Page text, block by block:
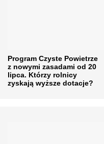
Program Czyste Powietrze
z nowymi zasadami od 20
lipca. Którzy rolnicy
zyskają wyższe dotacje?